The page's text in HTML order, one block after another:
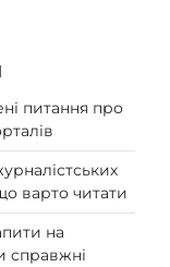
питання про
варто читати
на
справжні